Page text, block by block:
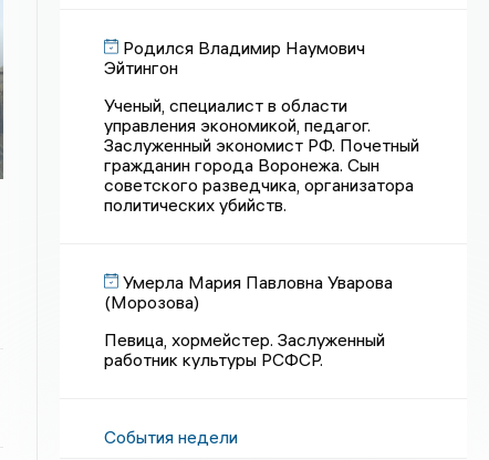
Родился Владимир Наумович
Эйтингон
Ученый, специалист в области
управления экономикой, педагог.
Заслуженный экономист РФ. Почетный
гражданин города Воронежа. Сын
советского разведчика, организатора
политических убийств.
Умерла Мария Павловна Уварова
(Морозова)
Певица, хормейстер. Заслуженный
работник культуры РСФСР.
События недели